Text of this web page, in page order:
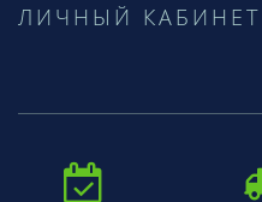
ЛИЧНЫЙ КАБИНЕТ